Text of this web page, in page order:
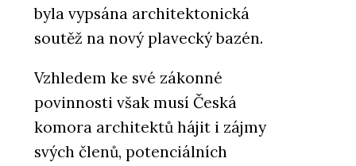
byla vypsána architektonická
soutěž na nový plavecký bazén.
Vzhledem ke své zákonné
povinnosti však musí Česká
komora architektů hájit i zájmy
svých členů, potenciálních